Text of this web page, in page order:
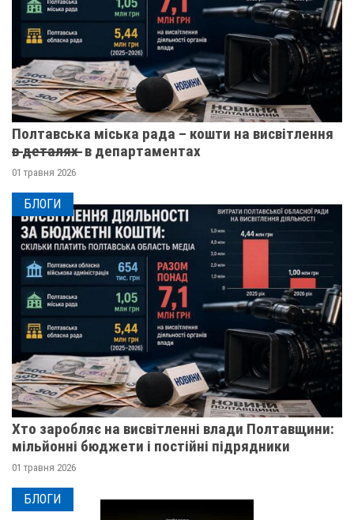
Полтавська міська рада – кошти на висвітлення
в̶ ̶д̶е̶т̶а̶л̶я̶х̶ ̶ в департаментах
01 травня 2026
БЛОГИ
Хто заробляє на висвітленні влади Полтавщини:
мільйонні бюджети і постійні підрядники
01 травня 2026
БЛОГИ